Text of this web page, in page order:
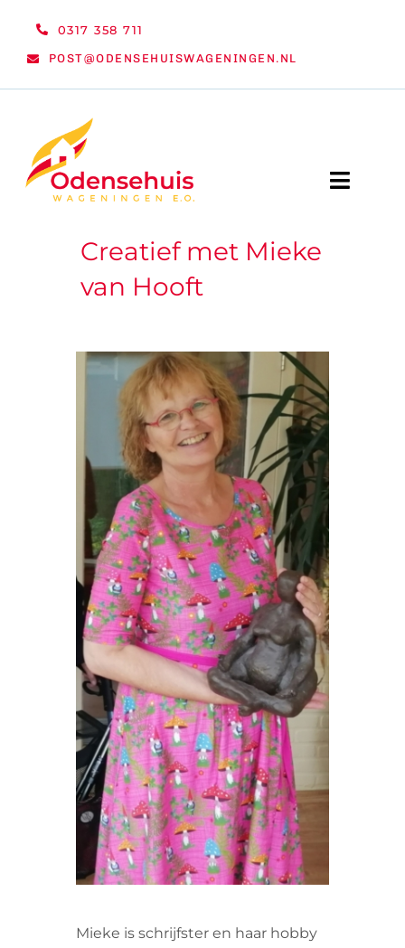
0317 358 711
POST@ODENSEHUISWAGENINGEN.NL
Toggle
WELKOM
VRIJWILLIGERS & STAGIAIRES
Creatief met Mieke
van Hooft
Mieke is schrijfster en haar hobby